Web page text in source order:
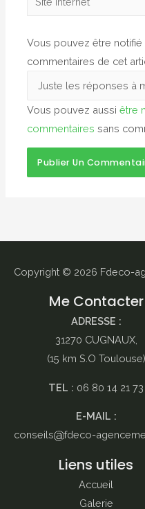
Vous pouvez être
commentaires de cet
Vous pouvez aussiêtre
commentaires sans
Copyright © 2026 Fdeco-
Me Contacter
ADRESSE :
31270 CUGNAUX,
(15 km S.O Toulouse)
TEL : 06 80 14 21 73
E-MAIL :
conseils
fdeco-
Liens utiles
Accueil
Galerie